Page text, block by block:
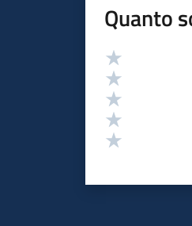
Quanto
Valutazione